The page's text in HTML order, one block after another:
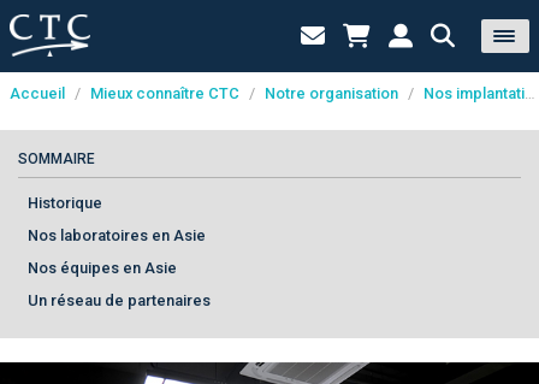
Panneau de gestion des cookies
Accueil / Mieux connaître CTC / Notre organisation / Nos implantations
SOMMAIRE
Historique
Nos laboratoires en Asie
Nos équipes en Asie
Un réseau de partenaires